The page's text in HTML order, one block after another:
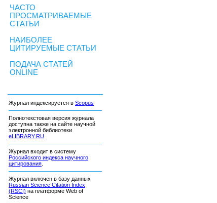
ЧАСТО
ПРОСМАТРИВАЕМЫЕ
СТАТЬИ
НАИБОЛЕЕ
ЦИТИРУЕМЫЕ СТАТЬИ
ПОДАЧА СТАТЕЙ
ONLINE
Журнал индексируется в Scopus
Полнотекстовая версия журнала
доступна также на сайте научной
электронной библиотеки
eLIBRARY.RU
Журнал входит в систему
Российского индекса научного
цитирования
Журнал включен в базу данных
Russian Science Citation Index
(RSCI) на платформе Web of
Science